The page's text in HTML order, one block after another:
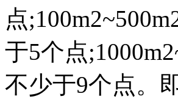
点
于5个点
不少于9个点。